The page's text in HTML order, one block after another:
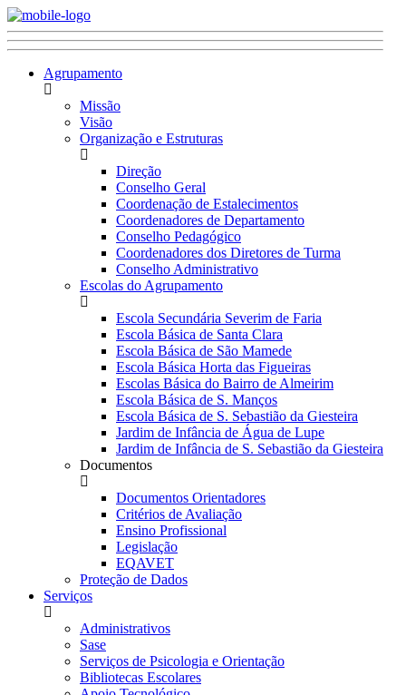
Agrupamento
Missão
Visão
Organização e Estruturas
Direção
Conselho Geral
Coordenação de Estalecimentos
Coordenadores de Departamento
Conselho Pedagógico
Coordenadores dos Diretores de Turma
Conselho Administrativo
Escolas do Agrupamento
Escola Secundária Severim de Faria
Escola Básica de Santa Clara
Escola Básica de São Mamede
Escola Básica Horta das Figueiras
Escolas Básica do Bairro de Almeirim
Escola Básica de S. Manços
Escola Básica de S. Sebastião da Giesteira
Jardim de Infância de Água de Lupe
Jardim de Infância de S. Sebastião da Giesteira
Documentos
Documentos Orientadores
Critérios de Avaliação
Ensino Profissional
Legislação
EQAVET
Proteção de Dados
Serviços
Administrativos
Sase
Serviços de Psicologia e Orientação
Bibliotecas Escolares